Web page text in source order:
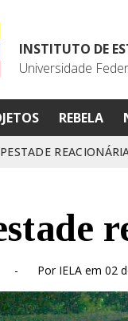
INSTITUTO DE
Universidade
REBELA
- Por IELA em 02